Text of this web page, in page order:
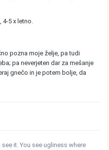
4-5 x letno.
pozna moje želje, pa tudi
pa neverjeten dar za mešanje
gnečo in je potem bolje, da
it. You see ugliness where